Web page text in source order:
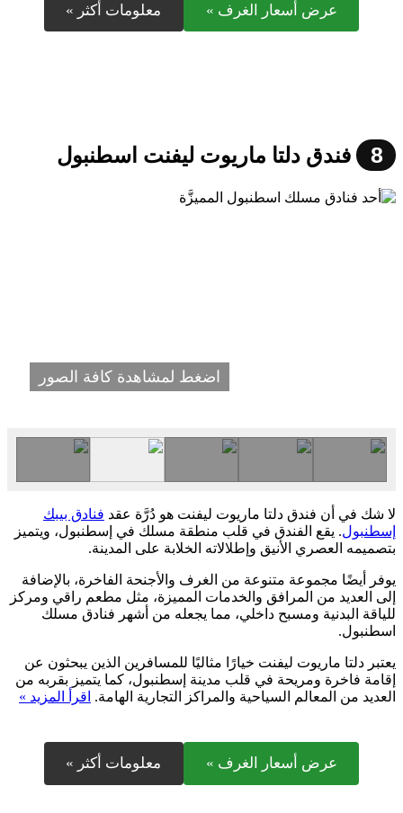
عرض أسعار الغرف » معلومات أكثر »
8 فندق دلتا ماريوت ليفنت اسطنبول
اضغط لمشاهدة كافة الصور
لا شك في أن فندق دلتا ماريوت ليفنت هو دُرَّة عقد فنادق بيبك
إسطنبول. يقع الفندق في قلب منطقة مسلك في إسطنبول، ويتميز
بتصميمه العصري الأنيق وإطلالاته الخلابة على المدينة.
يوفر أيضًا مجموعة متنوعة من الغرف والأجنحة الفاخرة، بالإضافة
إلى العديد من المرافق والخدمات المميزة، مثل مطعم راقي ومركز
للياقة البدنية ومسبح داخلي، مما يجعله من أشهر فنادق مسلك
اسطنبول.
يعتبر دلتا ماريوت ليفنت خيارًا مثاليًا للمسافرين الذين يبحثون عن
إقامة فاخرة ومريحة في قلب مدينة إسطنبول، كما يتميز بقربه من
العديد من المعالم السياحية والمراكز التجارية الهامة. اقرأ المزيد »
عرض أسعار الغرف » معلومات أكثر »